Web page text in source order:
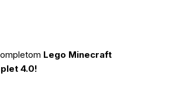
Lego Minecraft
4.0!